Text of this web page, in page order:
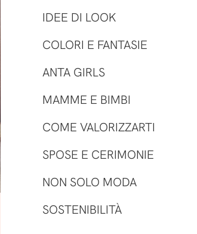
IDEE DI LOOK
COLORI E FANTASIE
ANTA GIRLS
MAMME E BIMBI
COME VALORIZZARTI
SPOSE E CERIMONIE
NON SOLO MODA
SOSTENIBILITÀ